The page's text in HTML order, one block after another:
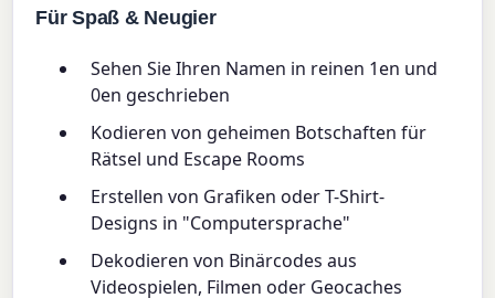
Für Spaß & Neugier
Sehen Sie Ihren Namen in reinen 1en und
0en geschrieben
Kodieren von geheimen Botschaften für
Rätsel und Escape Rooms
Erstellen von Grafiken oder T-Shirt-
Designs in "Computersprache"
Dekodieren von Binärcodes aus
Videospielen, Filmen oder Geocaches